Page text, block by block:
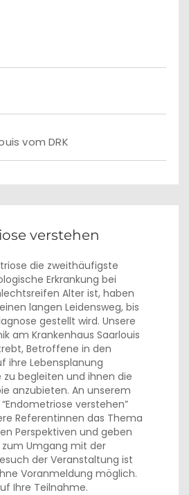
vom DRK
verstehen
die zweithäufigste
Erkrankung bei
Alter ist, haben
langen Leidensweg, bis
gestellt wird. Unsere
am Krankenhaus Saarlouis
Betroffene in den
ihre Lebensplanung
begleiten und ihnen die
anzubieten. An unserem
verstehen”
Referentinnen das Thema
Perspektiven und geben
Umgang mit der
der Veranstaltung ist
Voranmeldung möglich.
Ihre Teilnahme.